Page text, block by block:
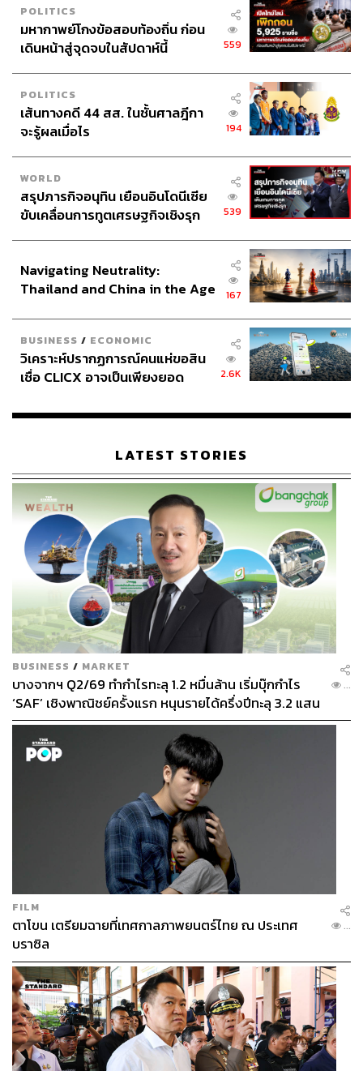
POLITICS
มหากาพย์โกงข้อสอบท้องถิ่น ก่อน
เดินหน้าสู่จุดจบในสัปดาห์นี้
559
POLITICS
เส้นทางคดี 44 สส. ในชั้นศาลฎีกา
จะรู้ผลเมื่อไร
194
WORLD
สรุปภารกิจอนุทิน เยือนอินโดนีเซีย
ขับเคลื่อนการทูตเศรษฐกิจเชิงรุก
539
Navigating Neutrality:
Thailand and China in the Age
167
BUSINESS / ECONOMIC
วิเคราะห์ปรากฏการณ์คนแห่ขอสิน
เชื่อ CLICX อาจเป็นเพียงยอด
เรือนไทยที่ถูกซุกไว้
2.6K
LATEST STORIES
BUSINESS / MARKET
บางจากฯ Q2/69 ทำกำไรทะลุ 1.2 หมื่นล้าน เริ่มบุ๊กกำไร
‘SAF’ เชิงพาณิชย์ครั้งแรก หนุนรายได้ครึ่งปีทะลุ 3.2 แสน
ล้าน
...
FILM
ตาโขน เตรียมฉายที่เทศกาลภาพยนตร์ไทย ณ ประเทศ
บราซิล
...